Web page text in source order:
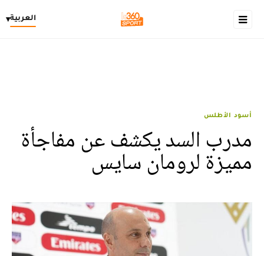
العربية▾
أسود الأطلس
مدرب السد يكشف عن مفاجأة
مميزة لرومان سايس